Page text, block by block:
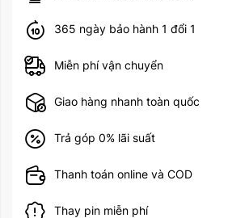
365 ngày bảo hành 1 đổi 1
Miễn phí vận chuyển
Giao hàng nhanh toàn quốc
Trả góp 0% lãi suất
Thanh toán online và COD
Thay pin miễn phí